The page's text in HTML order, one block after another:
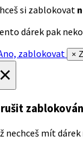
si zablokovat
dárek pak
zablokovat
×
nechceš mít dárek